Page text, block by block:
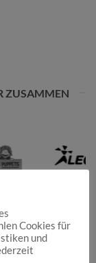
ZUSAMMEN
Cookies für
und